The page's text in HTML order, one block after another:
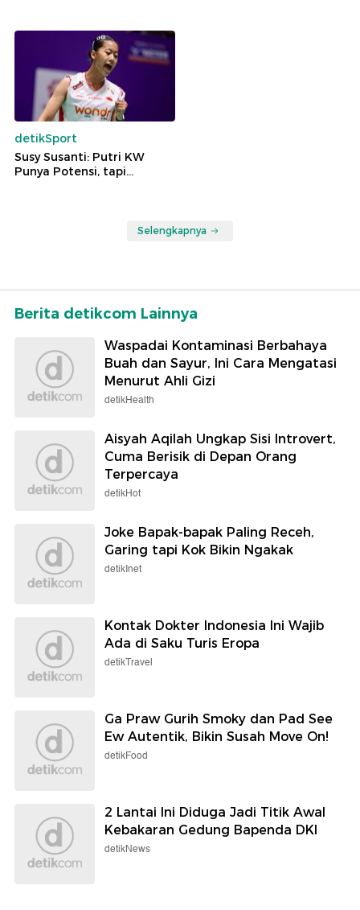
detikSport
Susy Susanti: Putri KW
Punya Potensi, tapi...
Selengkapnya
Berita detikcom Lainnya
Waspadai Kontaminasi Berbahaya
Buah dan Sayur, Ini Cara Mengatasi
Menurut Ahli Gizi
detikHealth
Aisyah Aqilah Ungkap Sisi Introvert,
Cuma Berisik di Depan Orang
Terpercaya
detikHot
Joke Bapak-bapak Paling Receh,
Garing tapi Kok Bikin Ngakak
detikInet
Kontak Dokter Indonesia Ini Wajib
Ada di Saku Turis Eropa
detikTravel
Ga Praw Gurih Smoky dan Pad See
Ew Autentik, Bikin Susah Move On!
detikFood
2 Lantai Ini Diduga Jadi Titik Awal
Kebakaran Gedung Bapenda DKI
detikNews